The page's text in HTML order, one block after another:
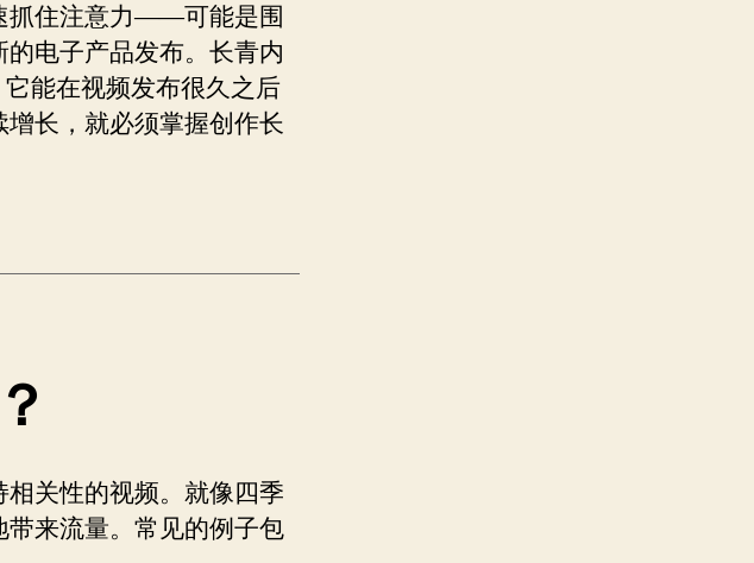
抓住注意力——可能是围
电子产品发布。长青内
能在视频发布很久之后
长，就必须掌握创作长
关性的视频。就像四季
来流量。常见的例子包